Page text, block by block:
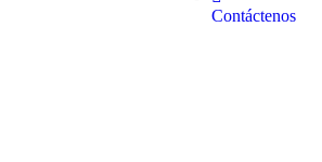
Contáctenos